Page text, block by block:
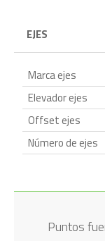
EJES
Marca ejes
Elevador ejes
Offset ejes
Número de ejes
Puntos